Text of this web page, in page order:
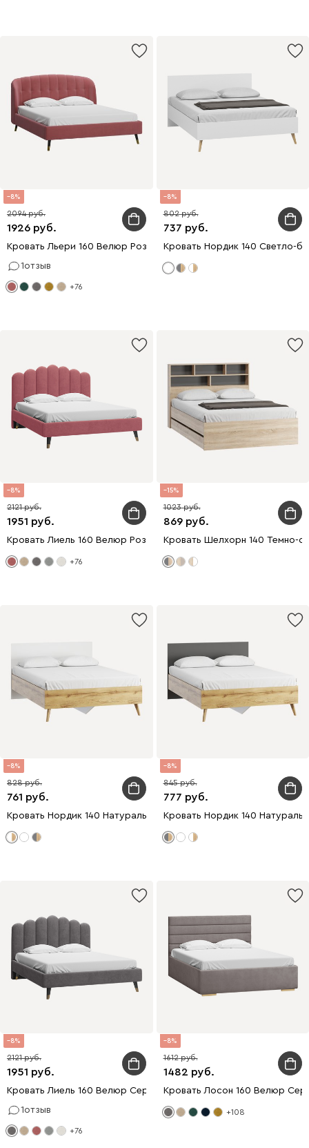
8
1926
2094
Кровать Льери 160 Велюр Розовый
1отзыв
+76
8
737
802
Кровать Нордик 140 Светло-
8
1951
2121
Кровать Лиель 160 Велюр Розовый
+76
15
869
1023
Кровать Шелхорн 140 Темно-
8
761
828
Кровать Нордик 140 Натуральный Молочный
8
777
845
Кровать Нордик 140
8
1951
2121
Кровать Лиель 160 Велюр Серый
1отзыв
+76
8
1482
1612
Кровать Лосон 160 Велюр
+108